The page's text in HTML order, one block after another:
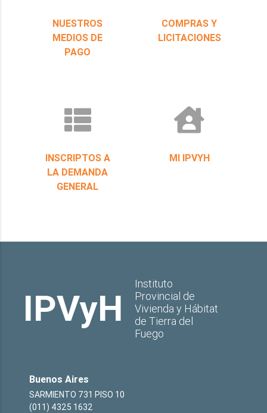
NUESTROS
MEDIOS DE
PAGO
COMPRAS Y
LICITACIONES
INSCRIPTOS A
LA DEMANDA
GENERAL
MI IPVYH
IPVyH
Instituto
Provincial de
Vivienda y Hábitat
de Tierra del
Fuego
Buenos Aires
SARMIENTO 731 PISO 10
(011) 4325 1632